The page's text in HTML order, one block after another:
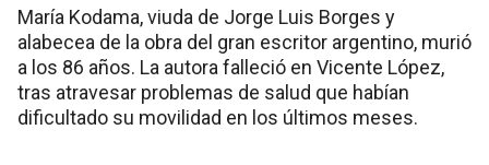
María Kodama, viuda de Jorge Luis Borges y
alabecea de la obra del gran escritor argentino, murió
a los 86 años. La autora falleció en Vicente López,
tras atravesar problemas de salud que habían
dificultado su movilidad en los últimos meses.